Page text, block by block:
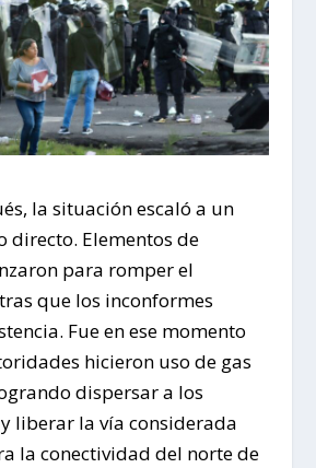
la situación escaló a un
directo. Elementos de
para romper el
que los inconformes
Fue en ese momento
hicieron uso de gas
dispersar a los
liberar la vía considerada
la conectividad del norte de